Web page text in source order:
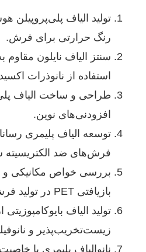
تولید الیاف پلی‌پروپیلن
رنگ حرارتی برای فرش.
استفاده از نانوذرات
طراحی و ساخت الیاف
افزودنی‌های نوین.
توسعه الیاف پلیمری
فرش‌های ضد
بررسی خواص مکانیکی و
بازیافتی PET در تولید فرش ماشینی.
تولید الیاف بایوکامپوزیتی
زیست‌تخریب‌پذیر و
نانوالیاف پلیمری با